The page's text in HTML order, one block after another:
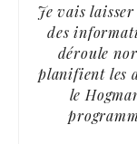
Je vais
des
déroule
planifient les
le